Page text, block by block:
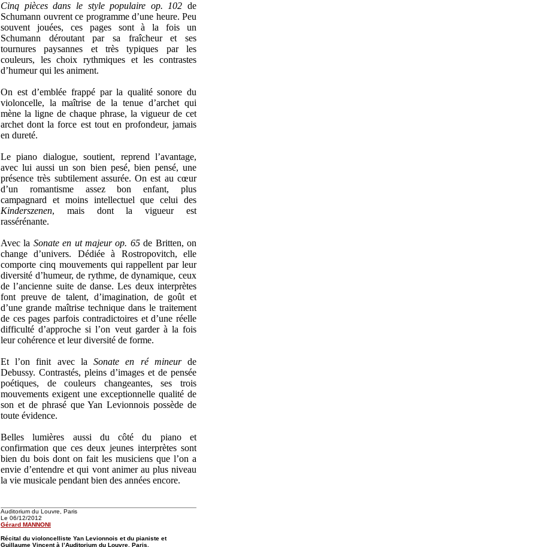
Cinq pièces dans le style populaire op. 102 de
Schumann ouvrent ce programme d’une heure. Peu
souvent jouées, ces pages sont à la fois un
Schumann déroutant par sa fraîcheur et ses
tournures paysannes et très typiques par les
couleurs, les choix rythmiques et les contrastes
d’humeur qui les animent.
On est d’emblée frappé par la qualité sonore du
violoncelle, la maîtrise de la tenue d’archet qui
mène la ligne de chaque phrase, la vigueur de cet
archet dont la force est tout en profondeur, jamais
en dureté.
Le piano dialogue, soutient, reprend l’avantage,
avec lui aussi un son bien pesé, bien pensé, une
présence très subtilement assurée. On est au cœur
d’un romantisme assez bon enfant, plus
campagnard et moins intellectuel que celui des
Kinderszenen, mais dont la vigueur est
rassérénante.
Avec la Sonate en ut majeur op. 65de Britten, on
change d’univers. Dédiée à Rostropovitch, elle
comporte cinq mouvements qui rappellent par leur
diversité d’humeur, de rythme, de dynamique, ceux
de l’ancienne suite de danse. Les deux interprètes
font preuve de talent, d’imagination, de goût et
d’une grande maîtrise technique dans le traitement
de ces pages parfois contradictoires et d’une réelle
difficulté d’approche si l’on veut garder à la fois
leur cohérence et leur diversité de forme.
Et l’on finit avec laSonate en ré mineurde
Debussy. Contrastés, pleins d’images et de pensée
poétiques, de couleurs changeantes, ses trois
mouvements exigent une exceptionnelle qualité de
son et de phrasé que Yan Levionnois possède de
toute évidence.
Belles lumières aussi du côté du piano et
confirmation que ces deux jeunes interprètes sont
bien du bois dont on fait les musiciens que l’on a
envie d’entendre et qui vont animer au plus niveau
la vie musicale pendant bien des années encore.
Auditorium du Louvre, Paris
Le 06/12/2012
Gérard MANNONI
Récital du violoncelliste Yan Levionnois et du pianiste et
Guillaume Vincent à l’Auditorium du Louvre, Paris.